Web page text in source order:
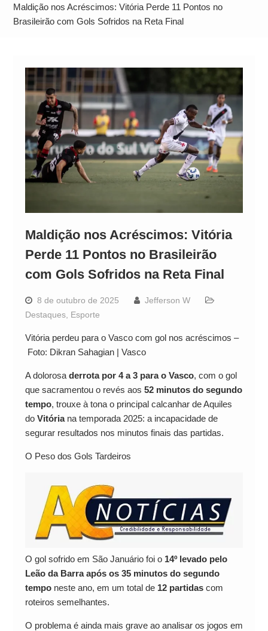
Operação Ágio: Ação policial na Bahia prende 14
suspeitos e mira rede ligada a ‘Zói de Gato’, do
Maldição nos Acréscimos: Vitória Perde 11 Pontos no
Brasileirão com Gols Sofridos na Reta Final
Maldição nos Acréscimos: Vitória
Perde 11 Pontos no Brasileirão
com Gols Sofridos na Reta Final
8 de outubro de 2025
Jefferson W
Destaques, Esporte
Vitória perdeu para o Vasco com gol nos acréscimos –
Foto: Dikran Sahagian | Vasco
A dolorosa derrota por 4 a 3 para o Vasco, com o gol
que sacramentou o revés aos 52 minutos do segundo
tempo, trouxe à tona o principal calcanhar de Aquiles
do Vitóriana temporada 2025: a incapacidade de
segurar resultados nos minutos finais das partidas.
O Peso dos Gols Tardeiros
O gol sofrido em São Januário foi o 14º levado pelo
Leão da Barra após os 35 minutos do segundo
temponeste ano, em um total de 12 partidascom
roteiros semelhantes.
O problema é ainda mais grave ao analisar os jogos em